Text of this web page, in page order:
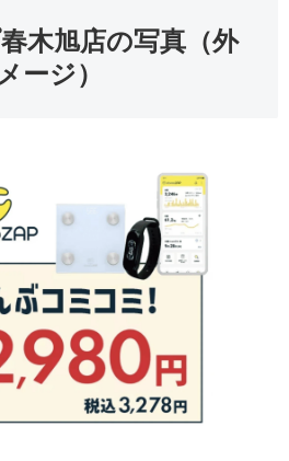
木旭店の写真（外
ージ）